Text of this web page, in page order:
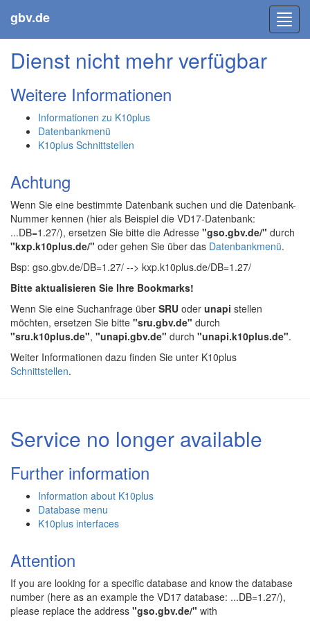
gbv.de
Dienst nicht mehr verfügbar
Weitere Informationen
Informationen zu K10plus
Datenbankmenü
K10plus Schnittstellen
Achtung
Wenn Sie eine bestimmte Datenbank suchen und die Datenbank-
Nummer kennen (hier als Beispiel die VD17-Datenbank:
...DB=1.27/), ersetzen Sie bitte die Adresse "gso.gbv.de/" durch
"kxp.k10plus.de/" oder gehen Sie über das Datenbankmenü.
Bsp: gso.gbv.de/DB=1.27/ --> kxp.k10plus.de/DB=1.27/
Bitte aktualisieren Sie Ihre Bookmarks!
Wenn Sie eine Suchanfrage über SRU oder unapi stellen
möchten, ersetzen Sie bitte "sru.gbv.de" durch
"sru.k10plus.de", "unapi.gbv.de" durch "unapi.k10plus.de".
Weiter Informationen dazu finden Sie unter K10plus
Schnittstellen.
Service no longer available
Further information
Information about K10plus
Database menu
K10plus interfaces
Attention
If you are looking for a specific database and know the database
number (here as an example the VD17 database: ...DB=1.27/),
please replace the address "gso.gbv.de/" with